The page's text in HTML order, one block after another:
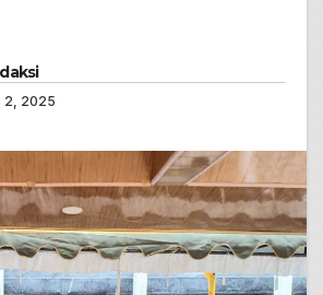
2, 2025